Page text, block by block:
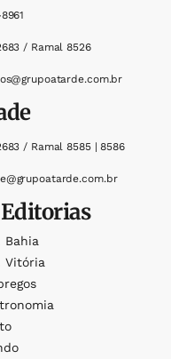
/ Ramal 8526
/ Ramal 8585 | 8586
Bahia
Vitória